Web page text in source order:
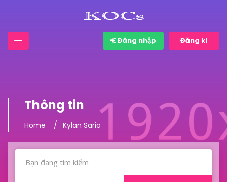
Đăng nhập Đăng kí
Thông tin
Home Kylan Sario